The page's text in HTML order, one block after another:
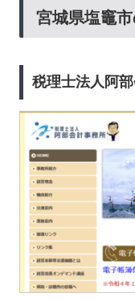
宮城県塩竈
税理士法人阿